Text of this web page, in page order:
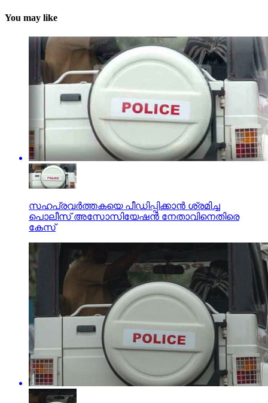
You may like
സഹപ്രവര്‍ത്തകയെ പീഡിപ്പിക്കാന്‍ ശ്രമിച്ച
പൊലീസ് അസോസിയേഷന്‍ നേതാവിനെതിരെ
കേസ്